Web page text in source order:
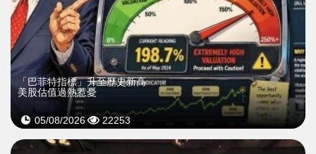
「巴菲特指標」升至歷史新高
美股估值過熱惹憂
05/08/2026 22253